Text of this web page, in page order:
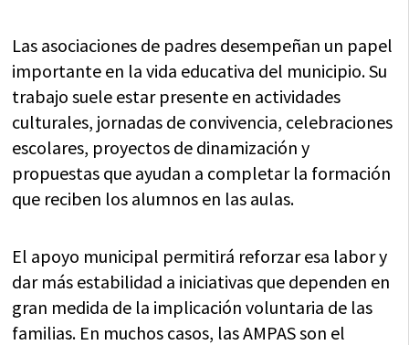
Las asociaciones de padres desempeñan un papel
importante en la vida educativa del municipio. Su
trabajo suele estar presente en actividades
culturales, jornadas de convivencia, celebraciones
escolares, proyectos de dinamización y
propuestas que ayudan a completar la formación
que reciben los alumnos en las aulas.
El apoyo municipal permitirá reforzar esa labor y
dar más estabilidad a iniciativas que dependen en
gran medida de la implicación voluntaria de las
familias. En muchos casos, las AMPAS son el